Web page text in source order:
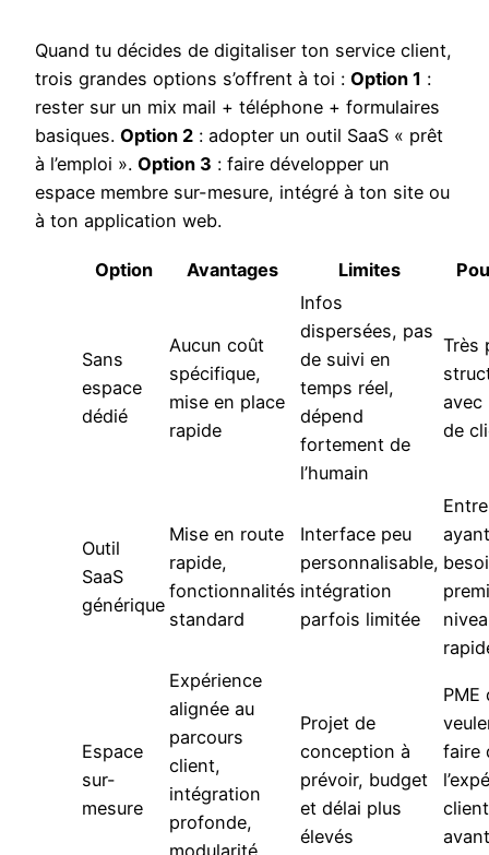
Quand tu décides de digitaliser ton service client,
trois grandes options s’offrent à toi : Option 1 :
rester sur un mix mail + téléphone + formulaires
basiques. Option 2 : adopter un outil SaaS « prêt
à l’emploi ». Option 3 : faire développer un
espace membre sur-mesure, intégré à ton site ou
à ton application web.
Option Avantages Limites
Sans
espace
dédié
Aucun coût
spécifique,
mise en place
rapide
Infos
dispersées, pas
de suivi en
temps réel,
dépend
fortement de
l’humain
Très
avec
de
Outil
SaaS
générique
Mise en route
rapide,
fonctionnalités
standard
Interface peu
personnalisable,
intégration
parfois limitée
ayant
Espace
sur-
mesure
Expérience
alignée au
parcours
client,
intégration
profonde,
Projet de
conception à
prévoir, budget
et délai plus
élevés
PME
faire